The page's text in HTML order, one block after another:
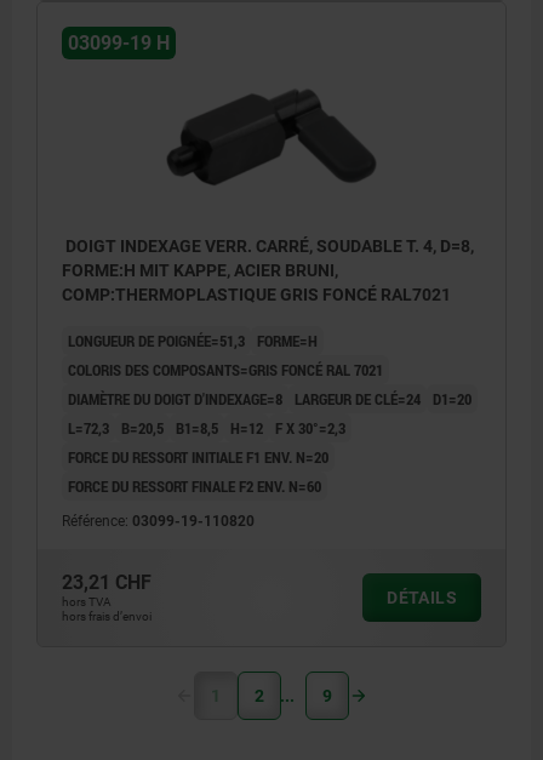
03099-19 H
DOIGT INDEXAGE VERR. CARRÉ, SOUDABLE T. 4, D=8,
FORME:H MIT KAPPE, ACIER BRUNI,
COMP:THERMOPLASTIQUE GRIS FONCÉ RAL7021
LONGUEUR DE POIGNÉE=51,3
FORME=H
COLORIS DES COMPOSANTS=GRIS FONCÉ RAL 7021
DIAMÈTRE DU DOIGT D'INDEXAGE=8
LARGEUR DE CLÉ=24
D1=20
L=72,3
B=20,5 B1=8,5 H=12
F X 30°=2,3
FORCE DU RESSORT INITIALE F1 ENV. N=20
FORCE DU RESSORT FINALE F2 ENV. N=60
Référence: 03099-19-110820
23,21 CHF
hors TVA
hors frais d’envoi
DÉTAILS
1 2 9